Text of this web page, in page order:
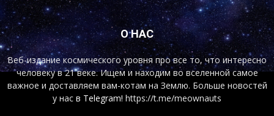
О НАС
Веб-издание космического уровня про все то, что интересно
человеку в 21 веке. Ищем и находим во вселенной самое
важное и доставляем вам-котам на Землю. Больше новостей
у нас в Telegram! https://t.me/meownauts